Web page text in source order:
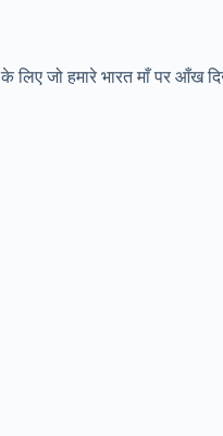
लिए जो हमारे भारत माँ पर आँख